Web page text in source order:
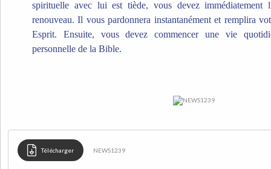
spirituelle avec lui est tiède, vous devez immédiatement
renouveau. Il vous pardonnera instantanément et remplira
Esprit. Ensuite, vous devez commencer une vie
personnelle de la Bible.
Télécharger NEWS1239